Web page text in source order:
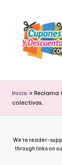
content
u
p
n
estas
descuentos
Inicio » Reclama
colectivas.
We're reader-
through links on